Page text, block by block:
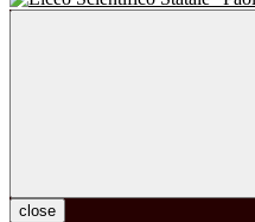
close